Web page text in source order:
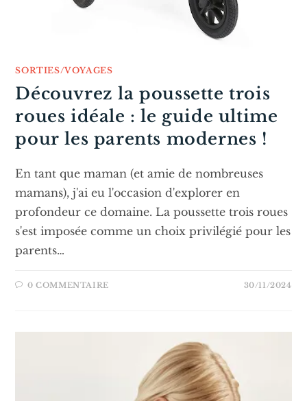
SORTIES/VOYAGES
Découvrez la poussette trois
roues idéale : le guide ultime
pour les parents modernes !
En tant que maman (et amie de nombreuses
mamans), j'ai eu l'occasion d'explorer en
profondeur ce domaine. La poussette trois roues
s'est imposée comme un choix privilégié pour les
parents…
0 COMMENTAIRE 30/11/2024